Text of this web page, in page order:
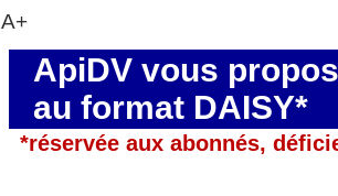
ApiDV vous
au format DAISY*
*réservée aux abonnés,
A+